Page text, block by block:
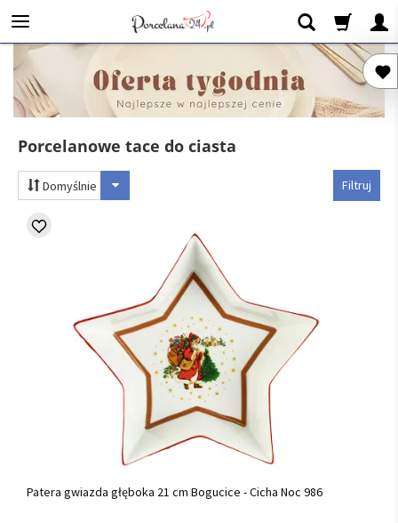
Porcelanowe tace do ciasta
Filtruj
Domyślnie
Patera gwiazda głęboka 21 cm Bogucice - Cicha Noc 986